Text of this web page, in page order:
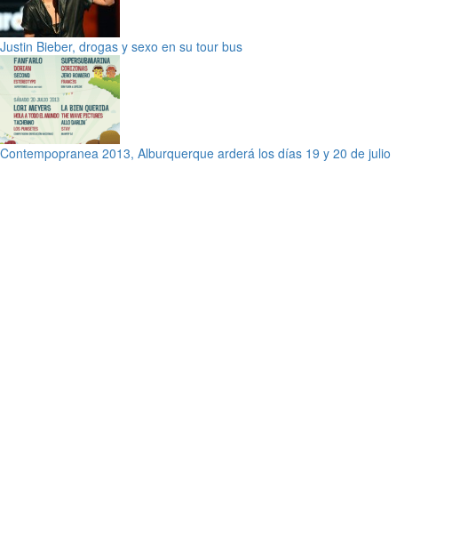
Justin Bieber, drogas y sexo en su tour bus
Contempopranea 2013, Alburquerque arderá los días 19 y 20 de julio